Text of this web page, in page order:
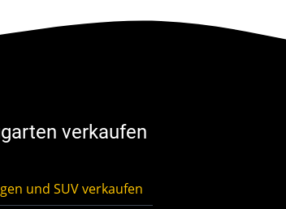
verkaufen
und SUV verkaufen